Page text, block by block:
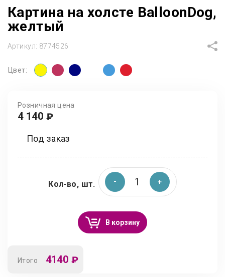
Картина на холсте BalloonDog,
желтый
Артикул: 8774526
Цвет:
Розничная цена
4 140 ₽
Под заказ
Кол-во, шт.
В корзину
Итого 4140 ₽